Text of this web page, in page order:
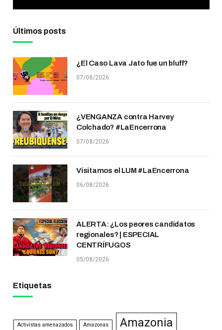
Últimos posts
¿El Caso Lava Jato fue un bluff?
07/08/2026
¿VENGANZA contra Harvey
Colchado? #LaEncerrona
07/08/2026
Visitamos el LUM #LaEncerrona
06/08/2026
ALERTA: ¿Los peores candidatos
regionales? | ESPECIAL
CENTRÍFUGOS
05/08/2026
Etiquetas
Activistas amenazados Amazonas Amazonia